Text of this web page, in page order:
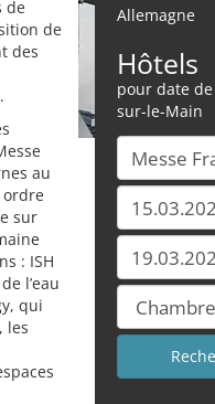
de
de
des
au
sur
: ISH
l’eau
qui
les
Allemagne
Hôtels
pour date
sur-le-Main